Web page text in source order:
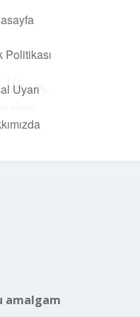
Politikası
Uyarı
amalgam